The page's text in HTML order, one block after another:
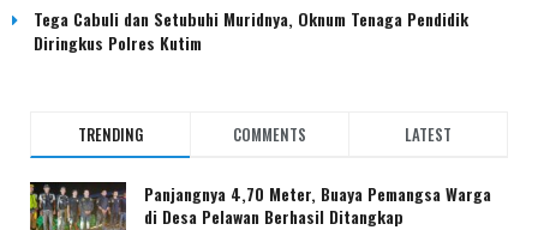
Tega Cabuli dan Setubuhi Muridnya, Oknum Tenaga Pendidik
Diringkus Polres Kutim
TRENDING COMMENTS LATEST
Panjangnya 4,70 Meter, Buaya Pemangsa Warga
di Desa Pelawan Berhasil Ditangkap